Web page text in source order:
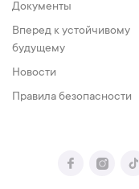
Документы
Вперед к устойчивому
будущему
Новости
Правила безопасности